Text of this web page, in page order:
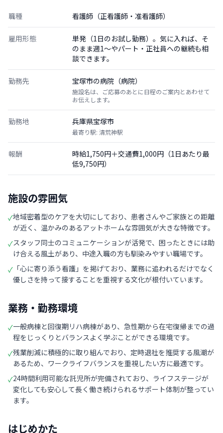
職種 看護師（正看護師・准看護師）
雇用形態
単発（1日のお試し勤務）。気に入れば、そ
のまま週1〜やパート・正社員への継続も相
談できます。
勤務先 宝塚市の病院（病院）
施設名は、ご応募のあとに日程のご案内とあわせて
お伝えします。
勤務地 兵庫県宝塚市
最寄り駅: 清荒神駅
報酬
時給1,750円＋交通費1,000円（1日あたり最
低9,750円）
施設の雰囲気
✓地域密着型のケアを大切にしており、患者さんやご家族との距離
が近く、温かみのあるアットホームな雰囲気が大きな特徴です。
✓スタッフ同士のコミュニケーションが活発で、困ったときには助
け合える風土があり、中途入職の方も馴染みやすい職場です。
✓ 「心に寄り添う看護」を掲げており、業務に追われるだけでなく
優しさを持って接することを重視する文化が根付いています。
業務・勤務環境
✓一般病棟と回復期リハ病棟があり、急性期から在宅復帰までの過
程をじっくりとバランスよく学ぶことができる環境です。
✓残業削減に積極的に取り組んでおり、定時退社を推奨する風潮が
あるため、ワークライフバランスを重視したい方に最適です。
✓24時間利用可能な託児所が完備されており、ライフステージが
変化しても安心して長く働き続けられるサポート体制が整ってい
ます。
はじめかた